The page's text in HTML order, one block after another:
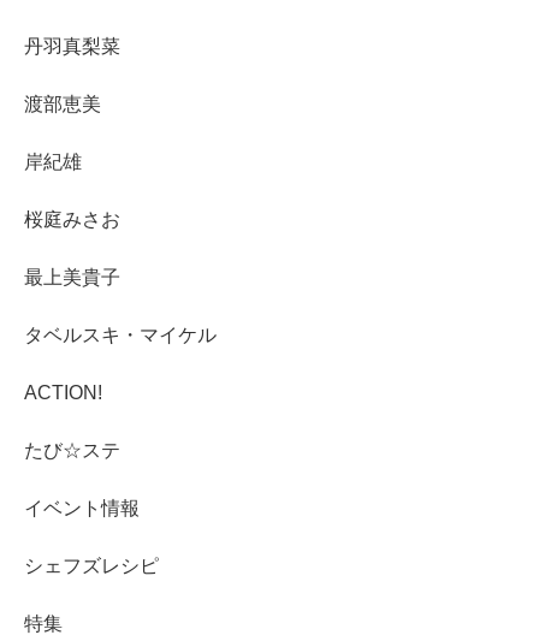
丹羽真梨菜
渡部恵美
岸紀雄
桜庭みさお
最上美貴子
タベルスキ・マイケル
ACTION!
たび☆ステ
イベント情報
シェフズレシピ
特集